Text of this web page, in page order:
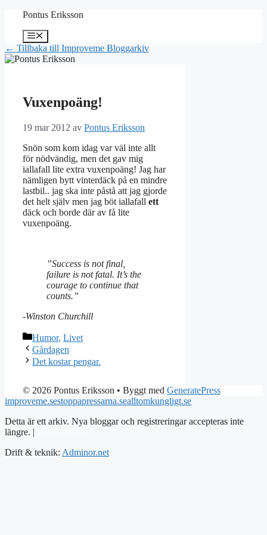
Hoppa
innehåll
Pontus Eriksson
Meny
← Tillbaka till Improveme Bloggarkiv
Vuxenpoäng!
19 mar 2012 av Pontus Eriksson
Snön som kom idag var väl inte allt
för nödvändig, men det gav mig
iallafall lite extra vuxenpoäng! Jag har
nämligen bytt vinterdäck på en mindre
lastbil.. jag ska inte påstå att jag gjorde
det helt själv men jag böt iallafall ett
däck och borde där av få lite
vuxenpoäng.
”Success is not final,
failure is not fatal. It’s the
courage to continue that
counts.”
-Winston Churchill
Kategorier
Humor, Livet
Gårdagen
Det kostar pengar.
© 2026 Pontus Eriksson • Byggt med GeneratePress
improveme.sestoppapressarna.sealltomkungligt.se
Detta är ett arkiv. Nya bloggar och registreringar accepteras inte
längre. |
Drift & teknik: Adminor.net